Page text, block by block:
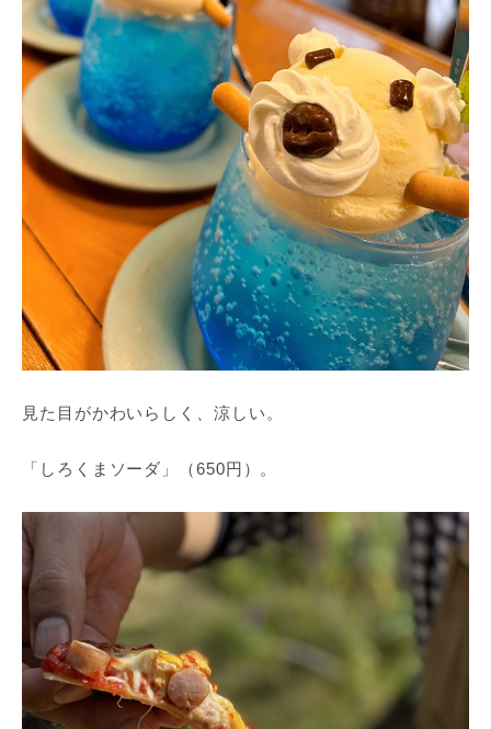
見た目がかわいらしく、涼しい。
「しろくまソーダ」（650円）。